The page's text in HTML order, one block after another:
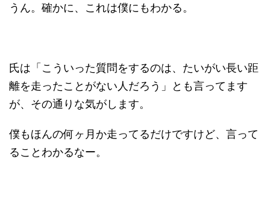
うん。確かに、これは僕にもわかる。
氏は「こういった質問をするのは、たいがい長い距
離を走ったことがない人だろう」とも言ってます
が、その通りな気がします。
僕もほんの何ヶ月か走ってるだけですけど、言って
ることわかるなー。